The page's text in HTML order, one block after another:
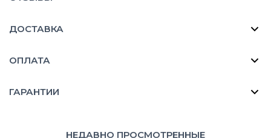
ДОСТАВКА
ОПЛАТА
ГАРАНТИИ
НЕДАВНО ПРОСМОТРЕННЫЕ